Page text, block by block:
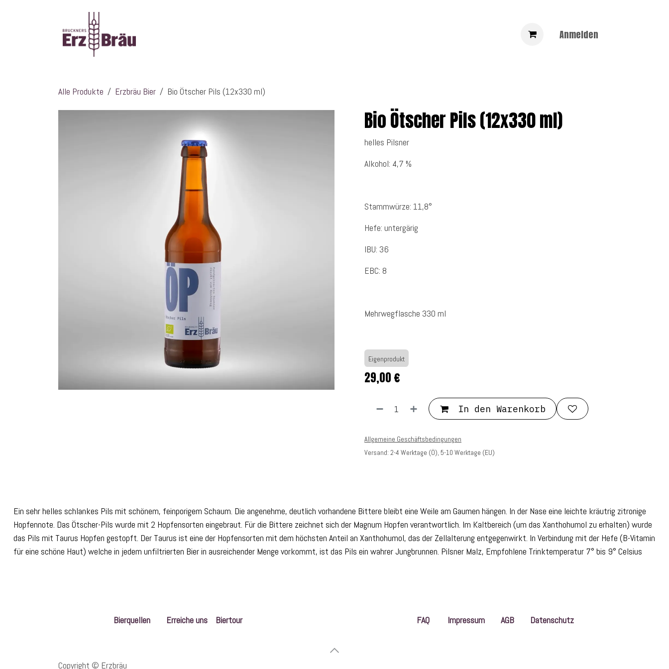
Anmelden
Alle Produkte Erzbräu Bier Bio Ötscher Pils (12x330 ml)
Bio Ötscher Pils (12x330 ml)
helles Pilsner
Alkohol: 4,7 %
Stammwürze: 11,8°
Hefe: untergärig
IBU: 36
EBC: 8
Mehrwegflasche 330 ml
Eigenprodukt
29,00 €
In den Warenkorb
Allgemeine Geschäftsbedingungen
Versand: 2-4 Werktage (Ö), 5-10 Werktage (EU)
Ein sehr helles schlankes Pils mit schönem, feinporigem Schaum. Die angenehme, deutlich vorhandene Bittere bleibt eine Weile am Gaumen hängen. In der Nase eine leichte kräutrig zitronige
Hopfennote. Das Ötscher-Pils wurde mit 2 Hopfensorten eingebraut. Für die Bittere zeichnet sich der Magnum Hopfen verantwortlich. Im Kaltbereich (um das Xanthohumol zu erhalten) wurde
das Pils mit Taurus Hopfen gestopft. Der Taurus ist eine der Hopfensorten mit dem höchsten Anteil an Xanthohumol, das der Zellalterung entgegenwirkt. In Verbindung mit der Hefe (B-Vitamin
für eine schöne Haut) welche in jedem unfiltrierten Bier in ausreichender Menge vorkommt, ist das Pils ein wahrer Jungbrunnen. Pilsner Malz, Empfohlene Trinktemperatur 7° bis 9° Celsius
Bierquellen Erreiche uns Biertour FAQ Impressum AGB Datenschutz
Copyright © Erzbräu